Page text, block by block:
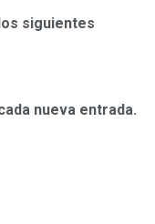
siguientes
nueva entrada.